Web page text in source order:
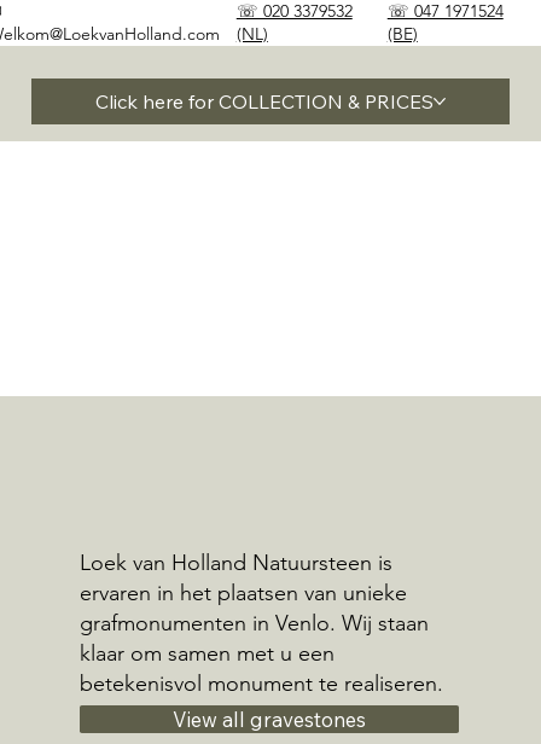
☏ 020 3379532
(NL)
☏ 047 1971524
(BE)
Click here for COLLECTION & PRICES
Loek van Holland Natuursteen is
ervaren in het plaatsen van unieke
grafmonumenten in Venlo. Wij staan
klaar om samen met u een
betekenisvol monument te realiseren.
View all gravestones